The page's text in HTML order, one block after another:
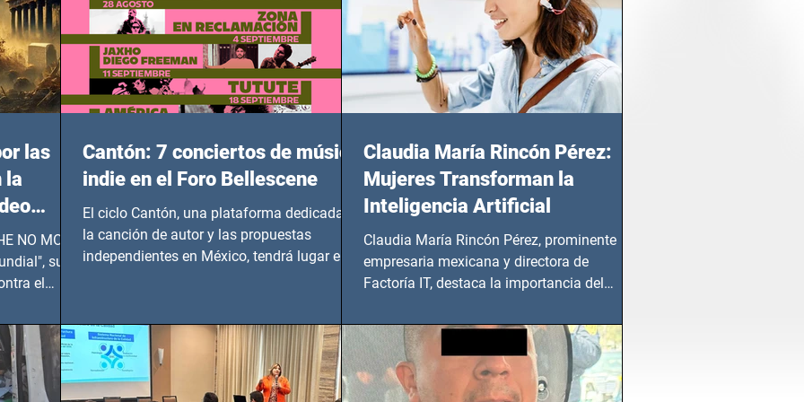
las
la
NO MORE
su
el
Cantón: 7 conciertos de música
indie en el Foro Bellescene
El ciclo Cantón, una plataforma dedicada a
la canción de autor y las propuestas
independientes en México, tendrá lugar en el
del 14 de agosto al 25 de septiembre, a las
20:00 horas.
Claudia María Rincón Pérez:
Mujeres Transforman la
Inteligencia Artificial
Claudia María Rincón Pérez, prominente
empresaria mexicana y directora de
Factoría IT, destaca la importancia del